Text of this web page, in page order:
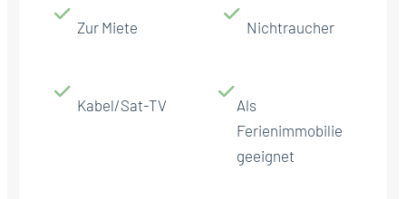
Zur Miete Nichtraucher
Kabel/Sat-TV
Als
Ferienimmobilie
geeignet